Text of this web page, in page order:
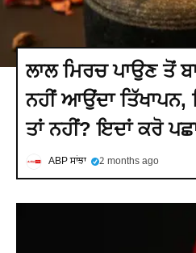
ਲਾਲ ਮਿਰਚ ਪਾਉਣ ਤੋਂ
ਨਹੀਂ ਆਉਂਦਾ ਤਿੱਖਾਪਨ,
ਤਾਂ ਨਹੀਂ? ਇਦਾਂ ਕਰੋ
ABP ਸਾਂਝਾ 2 months ago